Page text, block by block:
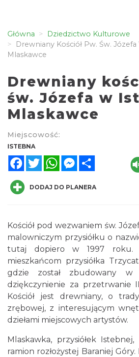
Główna
Dziedzictwo Kulturowe
Drewniany Kościół Pw. Św.
Mlaskawce
Drewniany
św. Józefa w
Mlaskawce
Miejscowość:
ISTEBNA
FacebookTwitterWhatsAppMessenger
DODAJ DO PLANERA
Kościół pod wezwaniem św.
malowniczym przysiółku o
tutaj dopiero w 1997 roku.
mieszkańcom przysiółka
gdzie został zbudowany
dziękczynienie za przetrwanie
Kościół jest drewniany, o
zrębowej, z interesującym
dziełami miejscowych artystów.
Mlaskawka, przysiółek
ramion rozłożystej Baraniej Góry.